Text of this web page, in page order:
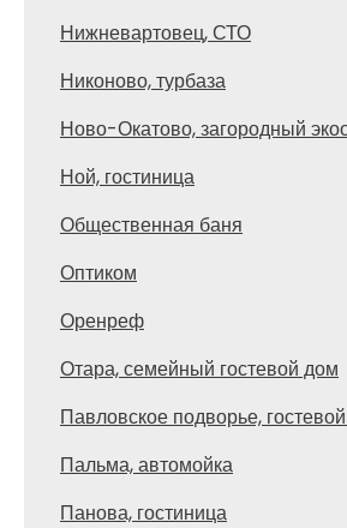
Нижневартовец, СТО
Никоново, турбаза
Ново-Окатово, загородный
Ной, гостиница
Общественная баня
Оптиком
Оренреф
Отара, семейный гостевой дом
Павловское подворье,
Пальма, автомойка
Панова, гостиница